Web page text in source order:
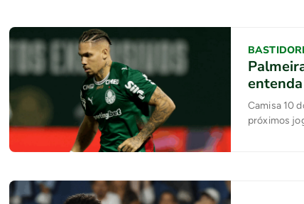
entenda
Camisa 10
próximos